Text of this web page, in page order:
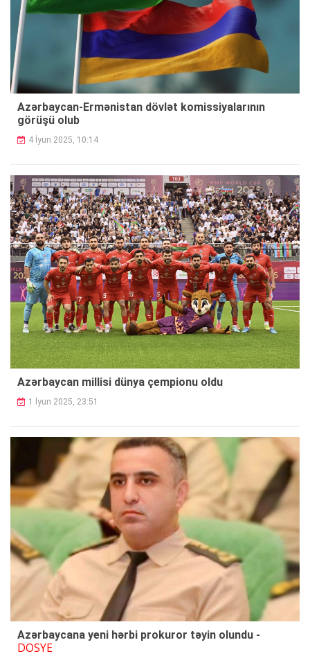
Azərbaycan-Ermənistan dövlət komissiyalarının
görüşü olub
4 İyun 2025, 10:14
Azərbaycan millisi dünya çempionu oldu
1 İyun 2025, 23:51
Azərbaycana yeni hərbi prokuror təyin olundu -
DOSYE